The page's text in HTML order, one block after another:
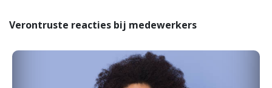
Verontruste reacties bij medewerkers